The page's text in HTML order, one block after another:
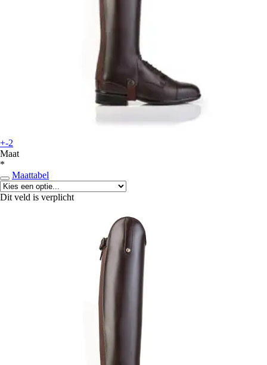
+-2
Maat
*
Maattabel
Dit veld is verplicht